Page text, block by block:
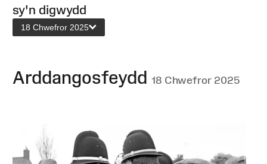
sy'n digwydd
18 Chwefror 2025
Arddangosfeydd 18 Chwefror 2025